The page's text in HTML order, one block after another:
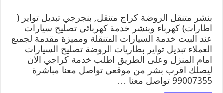
بنشر متنقل الروضة كراج متنقل, بنجرجي تبديل تواير (
اطارات) كهرباء وبنشر خدمة كهربائي تصليح سيارات
عند البيت خدمة السيارات المتنقلة ومميزة مقدمة لجميع
العملاء تبديل تواير بطاريات الروضة تصليح السيارات
امام المنزل وعلى الطريق اطلب خدمة كراجي الان
ليصلك اقرب بشر من موقعي تواصل معنا مباشرة
99007355 تواصل معنا …